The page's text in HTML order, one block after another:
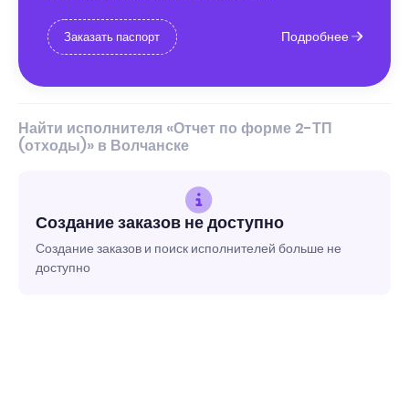
Заказать паспорт Подробнее
Найти исполнителя «Отчет по форме 2-ТП
(отходы)» в Волчанске
Создание заказов не доступно
Создание заказов и поиск исполнителей больше не
доступно